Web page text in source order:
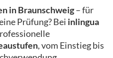
in Braunschweig– für
Prüfung? Bei inlingua
, vom Einstieg bis